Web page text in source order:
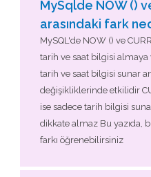
MySqlde NOW ()
arasındaki fark
MySQL'de NOW () ve
tarih ve saat bilgisi
tarih ve saat bilgisi sunar
değişikliklerinde etkilidir
ise sadece tarih bilgisi
dikkate almaz Bu yazıda,
farkı öğrenebilirsiniz